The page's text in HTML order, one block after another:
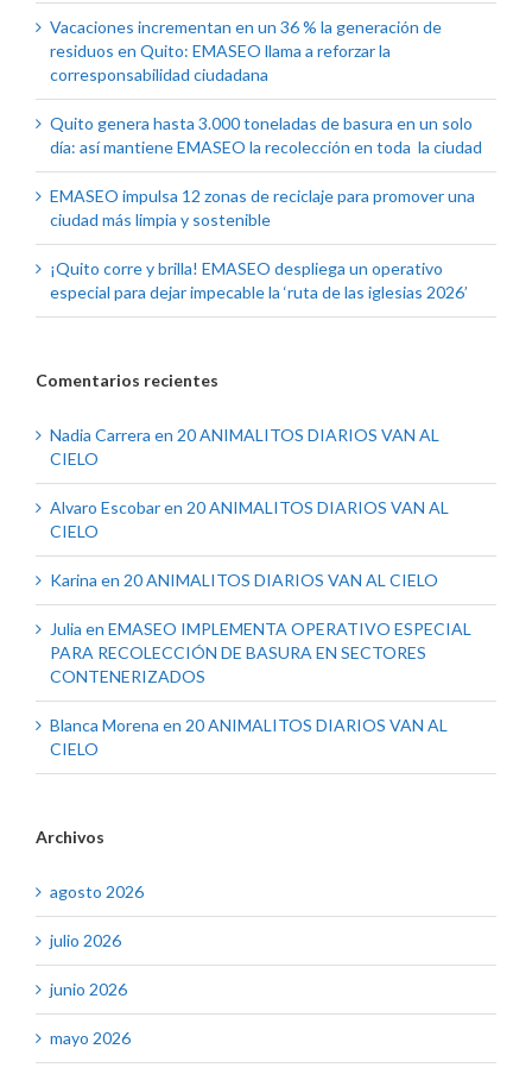
Vacaciones incrementan en un 36 % la generación de
residuos en Quito: EMASEO llama a reforzar la
corresponsabilidad ciudadana
Quito genera hasta 3.000 toneladas de basura en un solo
día: así mantiene EMASEO la recolección en toda la ciudad
EMASEO impulsa 12 zonas de reciclaje para promover una
ciudad más limpia y sostenible
¡Quito corre y brilla! EMASEO despliega un operativo
especial para dejar impecable la ‘ruta de las iglesias 2026’
Comentarios recientes
Nadia Carrera en 20 ANIMALITOS DIARIOS VAN AL
CIELO
Alvaro Escobaren 20 ANIMALITOS DIARIOS VAN AL
CIELO
Karina en 20 ANIMALITOS DIARIOS VAN AL CIELO
Julia en EMASEO IMPLEMENTA OPERATIVO ESPECIAL
PARA RECOLECCIÓN DE BASURA EN SECTORES
CONTENERIZADOS
Blanca Morena en 20 ANIMALITOS DIARIOS VAN AL
CIELO
Archivos
agosto 2026
julio 2026
junio 2026
mayo 2026